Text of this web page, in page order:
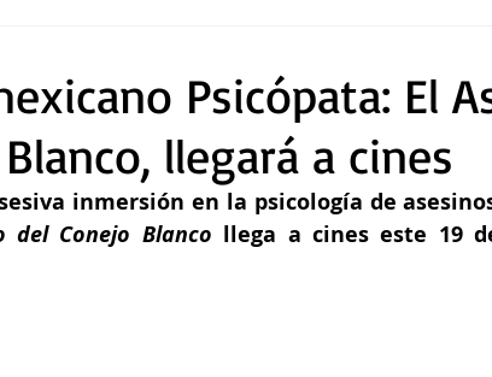
Psicópata: El
llegará a cines
del Conejo Blanco llega a cines este 19